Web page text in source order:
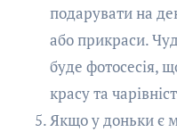
подарувати на
або прикраси.
буде фотосесія,
красу та
Якщо у доньки є